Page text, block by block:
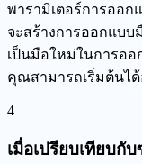
พารามิเตอร์การออก
จะสร้างการออกแบ
เป็นมือใหม่ในการอ
คุณสามารถเริ่มต้นได้
4
เมื่อเปรียบเทียบ